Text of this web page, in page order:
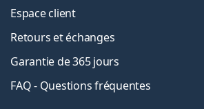
Espace client
Retours et échanges
Garantie de 365 jours
FAQ - Questions fréquentes